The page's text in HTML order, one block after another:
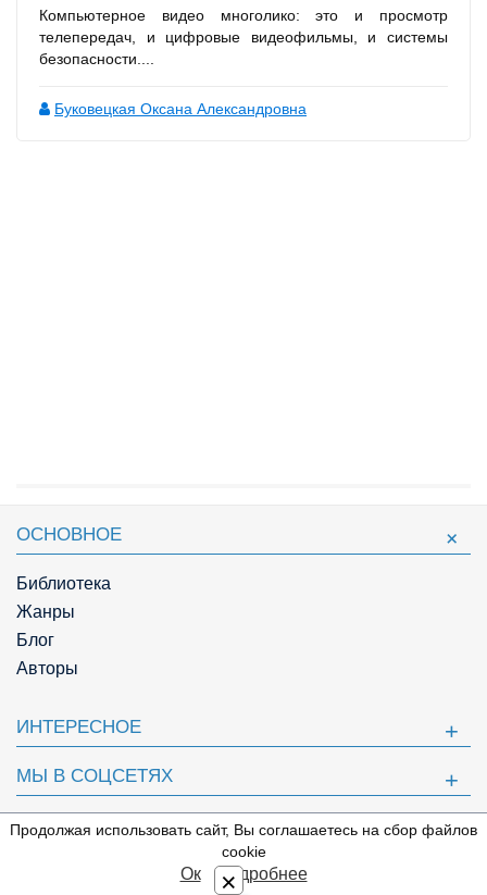
Компьютерное видео многолико: это и просмотр
телепередач, и цифровые видеофильмы, и системы
безопасности....
Буковецкая Оксана Александровна
⇩
ОСНОВНОЕ
Библиотека
Жанры
Блог
Авторы
ИНТЕРЕСНОЕ
МЫ В СОЦСЕТЯХ
ПОЛЕЗНОЕ
Продолжая использовать сайт, Вы соглашаетесь на сбор файлов
cookie
Ок Подробнее
×